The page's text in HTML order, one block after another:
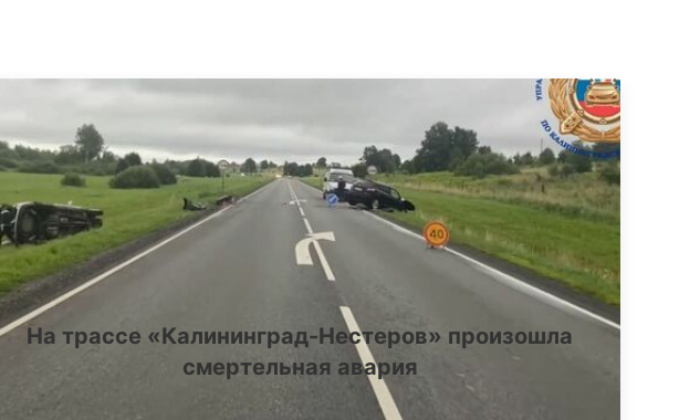
На трассе «Калининград-Нестеров» произошла
смертельная авария